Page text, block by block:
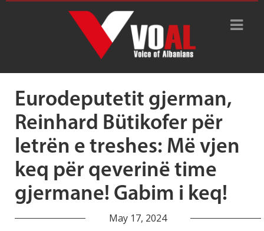
Tag Archive: Reinhard
Eurodeputetit gjerman,
Reinhard Bütikofer për
letrën e treshes: Më vjen
keq për qeverinë time
gjermane! Gabim i keq!
May 17, 2024